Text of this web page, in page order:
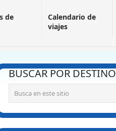
de
Calendario de
viajes
BUSCAR POR DESTINO